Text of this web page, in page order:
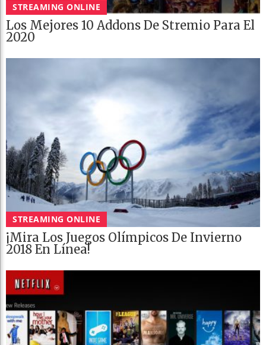
STREAMING ONLINE
Los Mejores 10 Addons De Stremio Para El
2020
STREAMING ONLINE
¡Mira Los Juegos Olímpicos De Invierno
2018 En Línea!